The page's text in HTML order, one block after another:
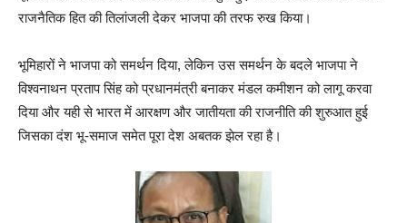
राजनैतिक हित की तिलांजली देकर भाजपा की तरफ रुख किया।
भूमिहारों ने भाजपा को समर्थन दिया, लेकिन उस समर्थन के बदले भाजपा ने
विश्वनाथन प्रताप सिंह को प्रधानमंत्री बनाकर मंडल कमीशन को लागू करवा
दिया और यही से भारत में आरक्षण और जातीयता की राजनीति की शुरुआत हुई
जिसका दंश भू-समाज समेत पूरा देश अबतक झेल रहा है।